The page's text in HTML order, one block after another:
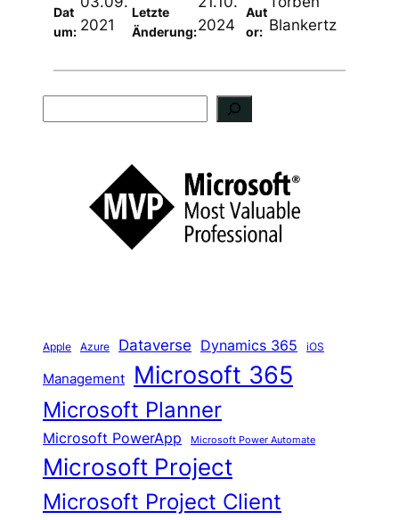
Dat
um: 2021
Letzte
Änderung:2024
Aut
or: Blankertz
Apple Azure Dataverse Dynamics 365 iOS
Management Microsoft 365
Microsoft Planner
Microsoft PowerApp Microsoft Power Automate
Microsoft Project
Microsoft Project Client